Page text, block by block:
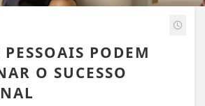
PODEM
O SUCESSO